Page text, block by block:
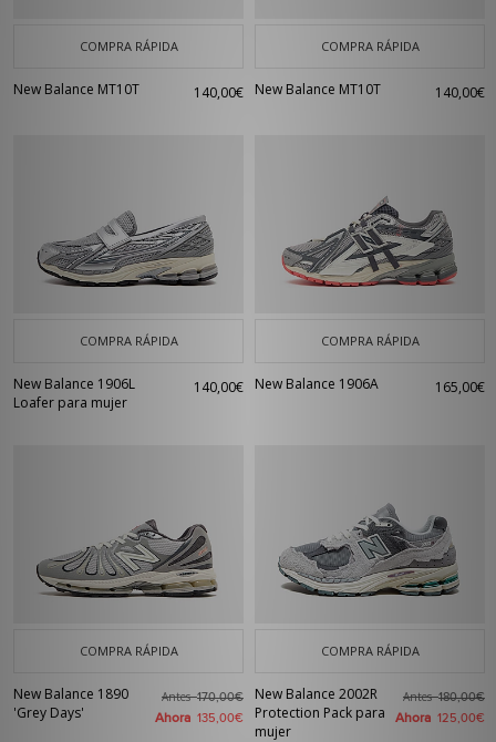
COMPRA RÁPIDA
New Balance MT10T 140,00€
COMPRA RÁPIDA
New Balance MT10T 140,00€
COMPRA RÁPIDA
New Balance 1906L
Loafer para mujer
140,00€
COMPRA RÁPIDA
New Balance 1906A 165,00€
COMPRA RÁPIDA
New Balance 1890
'Grey Days'
Antes170,00€
Ahora 135,00€
COMPRA RÁPIDA
New Balance 2002R
Protection Pack para
mujer
Antes180,00€
Ahora 125,00€